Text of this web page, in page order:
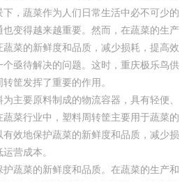
，蔬菜作为人们日常生活中必不可少的
变得越来越重要。然而，在蔬菜的生产
菜的新鲜度和品质，减少损耗，提高效
亟待解决的问题。这时，重庆极乐鸟供
筐发挥了重要的作用。
主要原料制成的物流容器，具有轻便、
菜行业中，塑料周转筐主要用于蔬菜的
效地保护蔬菜的新鲜度和品质，减少损
营成本。
蔬菜的新鲜度和品质。在蔬菜的生产和